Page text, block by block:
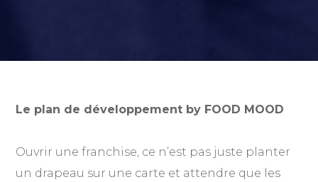
Le plan de développement by FOOD MOOD
Ouvrir une franchise, ce n’est pas juste planter
un drapeau sur une carte et attendre que les